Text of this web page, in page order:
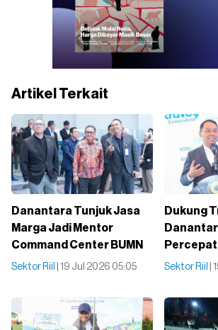
Artikel Terkait
Danantara Tunjuk Jasa
Marga Jadi Mentor
Command Center BUMN
Sektor Riil | 19 Jul 2026 05:05
Dukung
Percepat
Sektor Riil |